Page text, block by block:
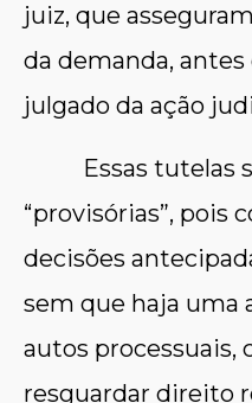
juiz, que
da demanda,
julgado da ação
Essas tutelas
“provisórias”, pois
decisões
sem que haja uma
autos processuais,
resguardar direito